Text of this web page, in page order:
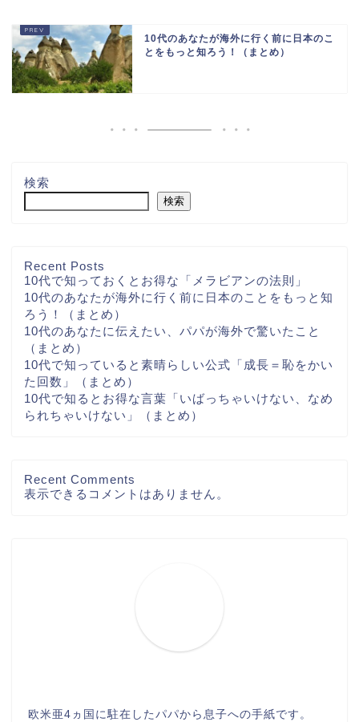
10代のあなたが海外に行く前に日本のこ
とをもっと知ろう！（まとめ）
検索
検索
Recent Posts
10代で知っておくとお得な「メラビアンの法則」
10代のあなたが海外に行く前に日本のことをもっと知
ろう！（まとめ）
10代のあなたに伝えたい、パパが海外で驚いたこと
（まとめ）
10代で知っていると素晴らしい公式「成長＝恥をかい
た回数」（まとめ）
10代で知るとお得な言葉「いばっちゃいけない、なめ
られちゃいけない」（まとめ）
Recent Comments
表示できるコメントはありません。
欧米亜4ヵ国に駐在したパパから息子への手紙です。